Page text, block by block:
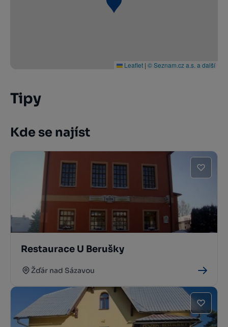
Leaflet | © Seznam.cz a.s. a další
Tipy
Kde se najíst
Restaurace U Berušky
Žďár nad Sázavou